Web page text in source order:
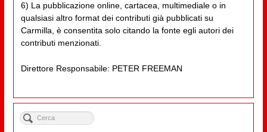
6) La pubblicazione online, cartacea, multimediale o in
qualsiasi altro format dei contributi già pubblicati su
Carmilla, è consentita solo citando la fonte egli autori dei
contributi menzionati.
Direttore Responsabile: PETER FREEMAN